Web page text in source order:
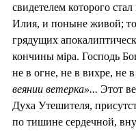
свидетелем которого
Илия, и поныне живой;
грядущих
кончины мiра. Господь
не в огне, не в вихре, не
веянии ветерка»... Этот
Духа Утешителя,
по тишине сердечной,